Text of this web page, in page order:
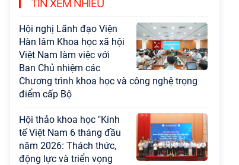
TIN XEM NHIỀU
đạo sự nghiệp xây dựng chủ nghĩa xã hội
Hội nghị Lãnh đạo Viện
Hàn lâm Khoa học xã hội
Việt Nam làm việc với
Ban Chủ nhiệm các
Chương trình khoa học và công nghệ trọng
điểm cấp Bộ
Hội thảo khoa học "Kinh
tế Việt Nam 6 tháng đầu
năm 2026: Thách thức,
động lực và triển vọng